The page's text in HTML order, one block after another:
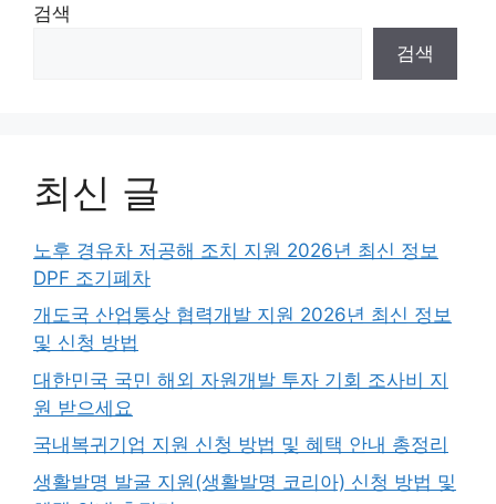
검색
검색
최신 글
노후 경유차 저공해 조치 지원 2026년 최신 정보
DPF 조기폐차
개도국 산업통상 협력개발 지원 2026년 최신 정보
및 신청 방법
대한민국 국민 해외 자원개발 투자 기회 조사비 지
원 받으세요
국내복귀기업 지원 신청 방법 및 혜택 안내 총정리
생활발명 발굴 지원(생활발명 코리아) 신청 방법 및